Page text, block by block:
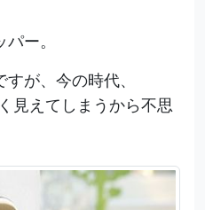
ー。
が、今の時代、
見えてしまうから不思